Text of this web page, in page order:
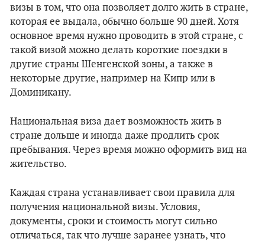
визы в том, что она позволяет долго жить в стране,
которая ее выдала, обычно больше 90 дней. Хотя
основное время нужно проводить в этой стране, с
такой визой можно делать короткие поездки в
другие страны Шенгенской зоны, а также в
некоторые другие, например на Кипр или в
Доминикану.
Национальная виза дает возможность жить в
стране дольше и иногда даже продлить срок
пребывания. Через время можно оформить вид на
жительство.
Каждая страна устанавливает свои правила для
получения национальной визы. Условия,
документы, сроки и стоимость могут сильно
отличаться, так что лучше заранее узнать, что